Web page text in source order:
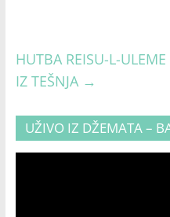
HUTBA REISU-L-
IZ TEŠNJA →
UŽIVO IZ DŽEMATA –